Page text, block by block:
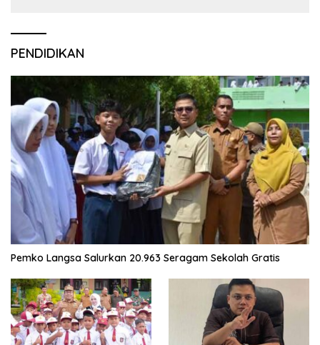
PENDIDIKAN
Pemko Langsa Salurkan 20.963 Seragam Sekolah Gratis